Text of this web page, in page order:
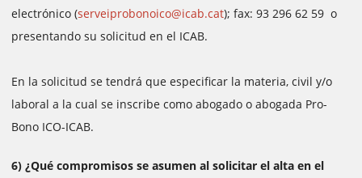
electrónico (serveiprobonoico@icab.cat); fax: 93 296 62 59 o
presentando su solicitud en el ICAB.
En la solicitud se tendrá que especificar la materia, civil y/o
laboral a la cual se inscribe como abogado o abogada Pro-
Bono ICO-ICAB.
6) ¿Qué compromisos se asumen al solicitar el alta en el